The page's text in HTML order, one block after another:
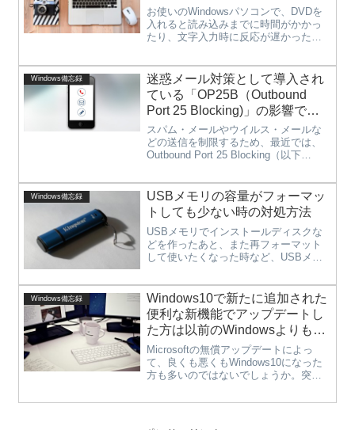
が起こるなどパソコンの動作が
遅い・重い時の対策
お使いのWindowsパソコンで、DVDを
入れると読み込みまでに時間がかかっ
たり、文字入力時に反応が遅かった
り、パソコンそのものの動作が遅いと
感じたりしたことはありませんか？パ
ソコンの性能そのものが原因の場...
Windows備忘録
迷惑メール対策として導入され
ている「OP25B（Outbound
Port 25 Blocking)」の影響で、
テザリング時にメール送信でき
ない場合の対処法
スパム・メールやウイルス・メールな
どの送信を制限するため、最近では、
Outbound Port 25 Blocking（以下
ポートのブロック機能」）という技術
がISP（インターネット・サービス・プ
ロバ...
Windows備忘録
USBメモリの容量がフォーマッ
トしても少ない時の対処方法
USBメモリでインストールディスクな
どを作ったあと、また再フォーマット
して使いたくなった時など、USBメモ
りませんか？普通にフォーマットして
も容量が戻らない場合、下記の手順で
容量を復活することができます。１...
Windows備忘録
Windows10で新たに追加された
便利な新機能でアップデートし
た方は以前のWindowsよりもっ
と快適に。
Microsoftの無償アップデートによっ
て、良くも悪くもWindows10になった
方も多いのではないでしょうか。突然
ってしまって戸惑う方もいるかと思い